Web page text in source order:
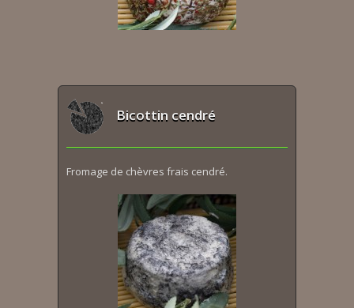
Bicottin cendré
Fromage de chèvres frais cendré.